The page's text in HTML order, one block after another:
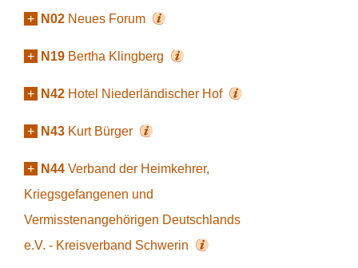
+ N02 Neues Forum
+ N19 Bertha Klingberg
+ N42 Hotel Niederländischer Hof
+ N43 Kurt Bürger
+ N44 Verband der Heimkehrer,
Kriegsgefangenen und
Vermisstenangehörigen Deutschlands
e.V. - Kreisverband Schwerin